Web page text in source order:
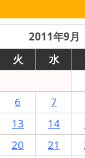
2011年9月
火 水
6 7
13 14
20 21